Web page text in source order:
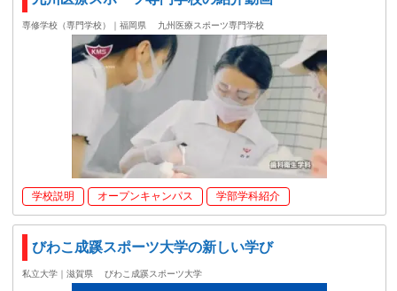
専修学校（専門学校）｜福岡県 九州医療スポーツ専門学校
学校説明 オープンキャンパス 学部学科紹介
びわこ成蹊スポーツ大学の新しい学び
私立大学｜滋賀県 びわこ成蹊スポーツ大学